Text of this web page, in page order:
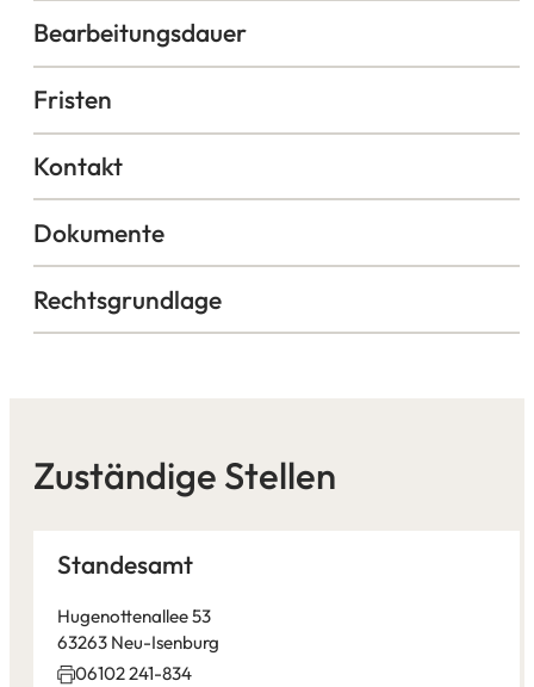
Bearbeitungsdauer
Fristen
Kontakt
Dokumente
Rechtsgrundlage
Zuständige Stellen
Standesamt
Hugenottenallee 53
63263 Neu-Isenburg
06102 241-834